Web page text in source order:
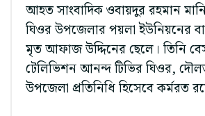
আহত সাংবাদিক ওবায়দুর রহমান
ঘিওর উপজেলার পয়লা ইউনিয়নের
মৃত আফাজ উদ্দিনের ছেলে। তিনি
টেলিভিশন আনন্দ টিভির ঘিওর,
উপজেলা প্রতিনিধি হিসেবে কর্মরত